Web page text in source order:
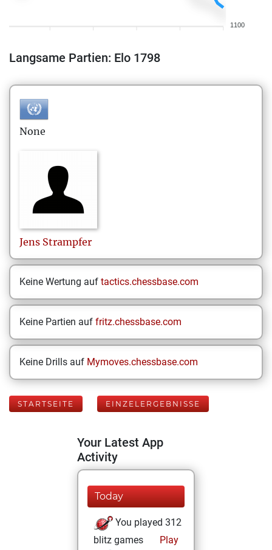
1100
Langsame Partien: Elo 1798
None
Jens Strampfer
Keine Wertung auf tactics.chessbase.com
Keine Partien auf fritz.chessbase.com
Keine Drills auf Mymoves.chessbase.com
STARTSEITE EINZELERGEBNISSE
Your Latest App
Activity
Today
You played 312
blitz games
Play